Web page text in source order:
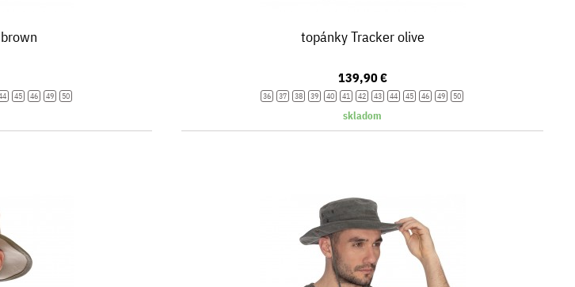
45 46 49 50
topánky Tracker olive
139,90 €
36 37 38 39 40 41 42 43 44 45 46 49 50
skladom